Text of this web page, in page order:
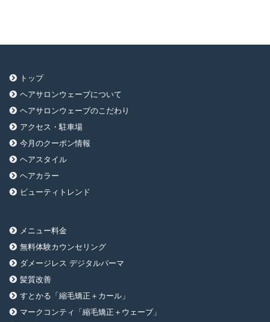
トップ
ヘアサロンウェーブについて
ヘアサロンウェーブのこだわり
アクセス・駐車場
今月のクーポン情報
ヘアスタイル
ヘアカラー
ビューティトレンド
メニュー料金
無料体験カウンセリング
ダメージレス デジタルパーマ
髪質改善
すとかる「縮毛矯正＋カール」
マークコンティ「縮毛矯正＋ウェーブ」